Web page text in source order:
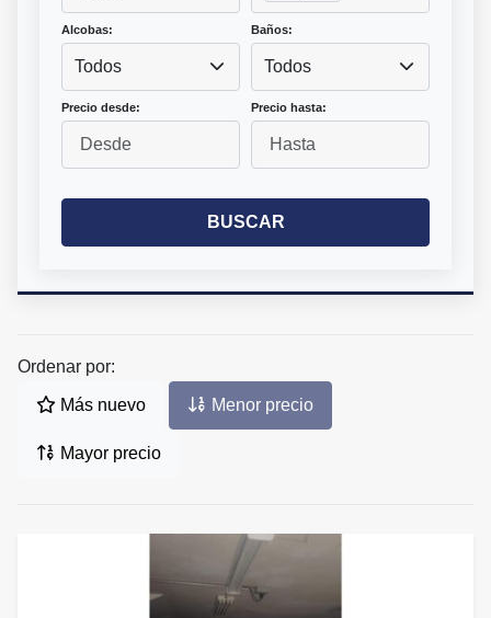
Alcobas:
Todos
Baños:
Todos
Precio desde: Precio hasta:
BUSCAR
Ordenar por:
Más nuevo Menor precio
Mayor precio